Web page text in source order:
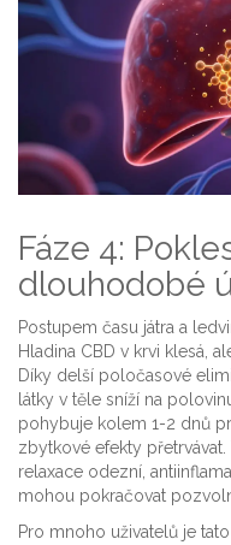
Fáze 4:
dlouhodobé
Postupem času játra a
Hladina CBD v krvi klesá,
Díky delší poločasové
látky v těle sníží na
pohybuje kolem 1-2 dnů
zbytkové efekty
relaxace odezní,
mohou pokračovat
Pro mnoho uživatelů je